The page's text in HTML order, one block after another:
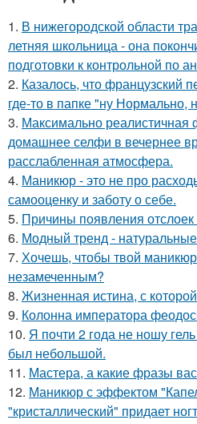
1. В нижегородской области
летняя школьница - она
подготовки к контрольной по
2. Казалось, что французский
где-то в папке "ну Нормально,
3. Максимально реалистичная
домашнее селфи в вечернее
расслабленная атмосфера.
4. Маникюр - это не про
самооценку и заботу о себе.
5. Причины появления отслоек
6. Модный тренд - натуральные
7. Хочешь, чтобы твой
незамеченным?
8. Жизненная истина, с
9. Колонна императора
10. Я почти 2 года не ношу
был небольшой.
11. Мастера, а какие фразы
12. Маникюр с эффектом
"кристаллический" придает